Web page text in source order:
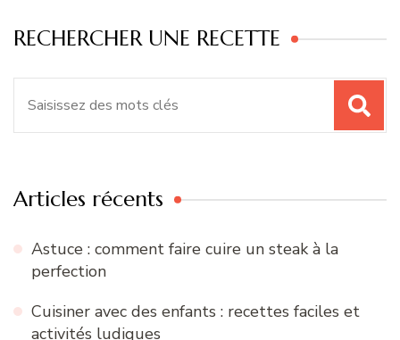
RECHERCHER UNE RECETTE
Articles récents
Astuce : comment faire cuire un steak à la
perfection
Cuisiner avec des enfants : recettes faciles et
activités ludiques